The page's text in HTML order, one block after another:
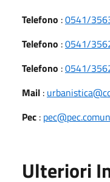
Telefono :0541/
Telefono :0541/
Telefono :0541/
Mail :
Pec :
Ulteriori